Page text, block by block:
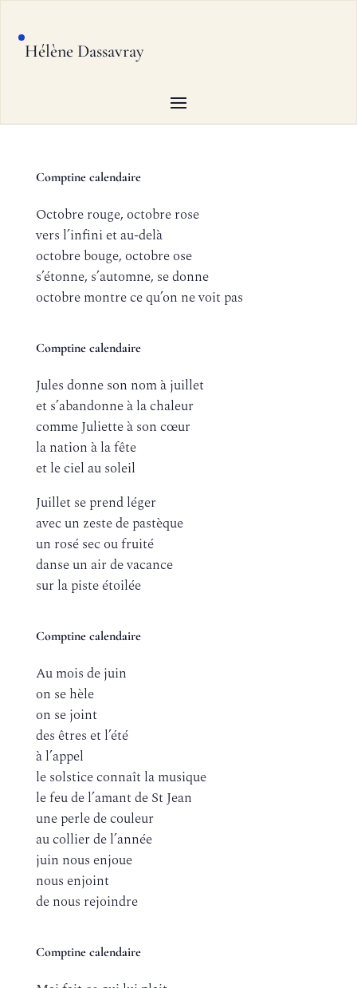
Hélène Dassavray
Comptine calendaire
Octobre rouge, octobre rose
vers l’infini et au-delà
octobre bouge, octobre ose
s’étonne, s’automne, se donne
octobre montre ce qu’on ne voit pas
Comptine calendaire
Jules donne son nom à juillet
et s’abandonne à la chaleur
comme Juliette à son cœur
la nation à la fête
et le ciel au soleil
Juillet se prend léger
avec un zeste de pastèque
un rosé sec ou fruité
danse un air de vacance
sur la piste étoilée
Comptine calendaire
Au mois de juin
on se hèle
on se joint
des êtres et l’été
à l’appel
le solstice connaît la musique
le feu de l’amant de St Jean
une perle de couleur
au collier de l’année
juin nous enjoue
nous enjoint
de nous rejoindre
Comptine calendaire